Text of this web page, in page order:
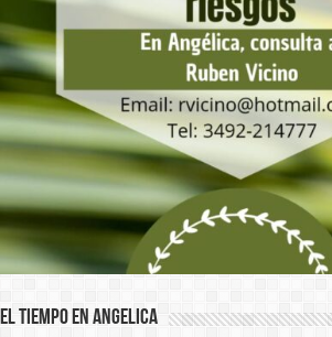
El Tiempo en Angelica